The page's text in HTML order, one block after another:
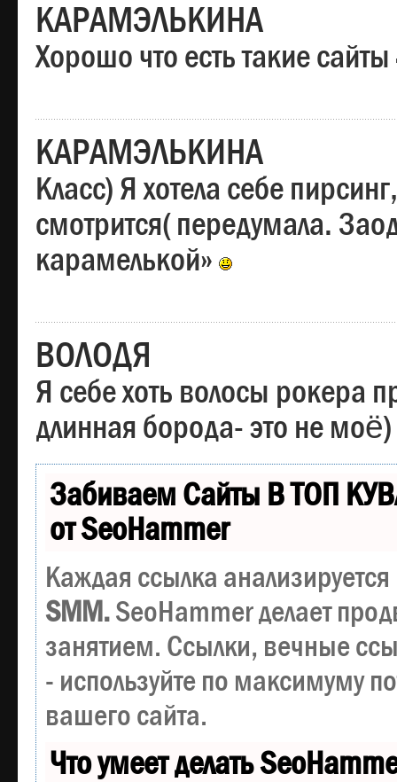
КАРАМЭЛЬКИНА
Хорошо что есть такие сайты
КАРАМЭЛЬКИНА
Класс) Я хотела себе
смотрится( передумала.
карамелькой»
ВОЛОДЯ
Я себе хоть волосы рокера
длинная борода- это не моё)
Забиваем Сайты В ТОП
от SeoHammer
Каждая ссылка
SMM.SeoHammer делает
занятием. Ссылки, вечные
- используйте по максимуму
вашего сайта.
Что умеет делать